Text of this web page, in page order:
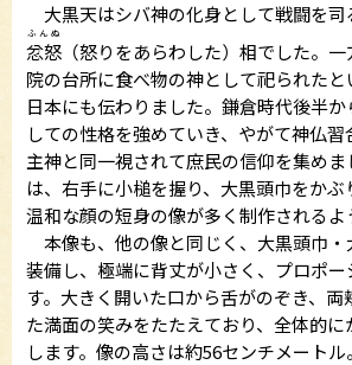
大黒天はシバ神の化身として戦闘を司
忿怒
ふんぬ
（怒りをあらわした）相でした。
院の台所に食べ物の神として祀られた
日本にも伝わりました。鎌倉時代後半
しての性格を強めていき、やがて神仏
主神と同一視されて庶民の信仰を集め
は、右手に小槌を握り、大黒頭巾をか
温和な顔の短身の像が多く制作されるよ
本像も、他の像と同じく、大黒頭巾・
装備し、極端に背丈が小さく、プロポ
す。大きく開いた口から舌がのぞき、
た満面の笑みをたたえており、全体的
します。像の高さは約56センチメート